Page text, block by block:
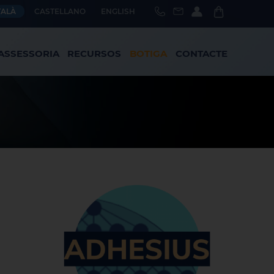
CASTELLANO ENGLISH
RECURSOS BOTIGA CONTACTE